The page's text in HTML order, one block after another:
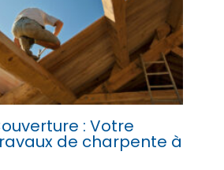
: Votre
de charpente à